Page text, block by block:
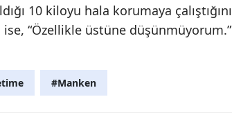
10 kiloyu hala korumaya
“Özellikle üstüne düşünmüyorum.”
#Manken